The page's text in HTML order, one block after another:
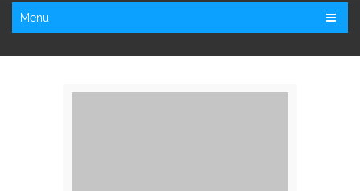
Menu